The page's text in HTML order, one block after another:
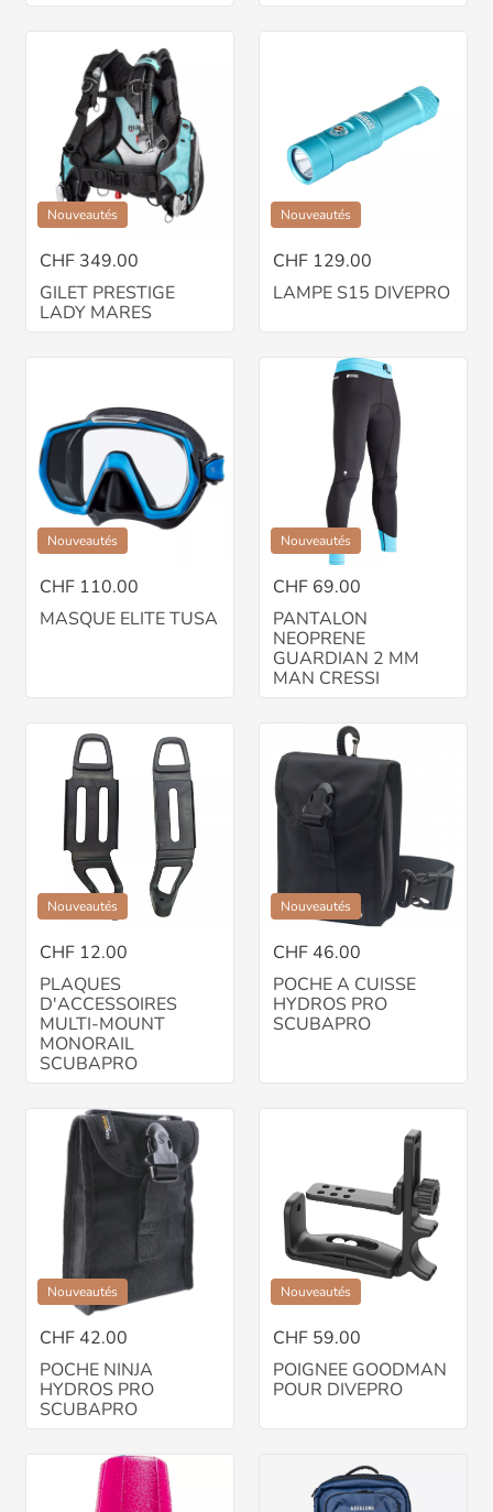
Nouveautés
CHF 349.00
GILET PRESTIGE
LADY MARES
Nouveautés
CHF 129.00
LAMPE S15 DIVEPRO
Nouveautés
CHF 110.00
MASQUE ELITE TUSA
Nouveautés
CHF 69.00
PANTALON
NEOPRENE
GUARDIAN 2 MM
MAN CRESSI
Nouveautés
CHF 12.00
PLAQUES
D'ACCESSOIRES
MULTI-MOUNT
MONORAIL
SCUBAPRO
Nouveautés
CHF 46.00
POCHE A CUISSE
HYDROS PRO
SCUBAPRO
Nouveautés
CHF 42.00
POCHE NINJA
HYDROS PRO
SCUBAPRO
Nouveautés
CHF 59.00
POIGNEE GOODMAN
POUR DIVEPRO